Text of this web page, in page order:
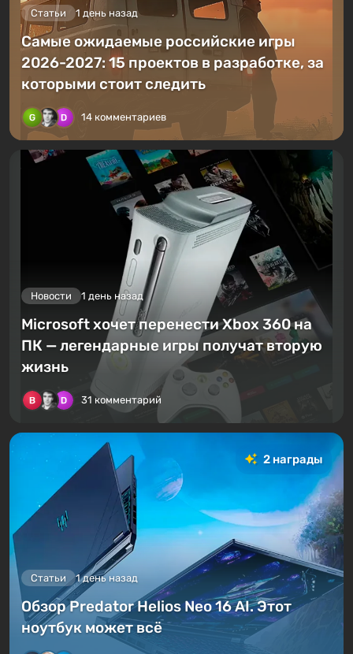
Статьи 1 день назад
Самые ожидаемые российские игры
2026-2027: 15 проектов в разработке, за
которыми стоит следить
14 комментариев
Новости 1 день назад
Microsoft хочет перенести Xbox 360 на
ПК — легендарные игры получат вторую
жизнь
31 комментарий
2 награды
Статьи 1 день назад
Обзор Predator Helios Neo 16 AI. Этот
ноутбук может всё